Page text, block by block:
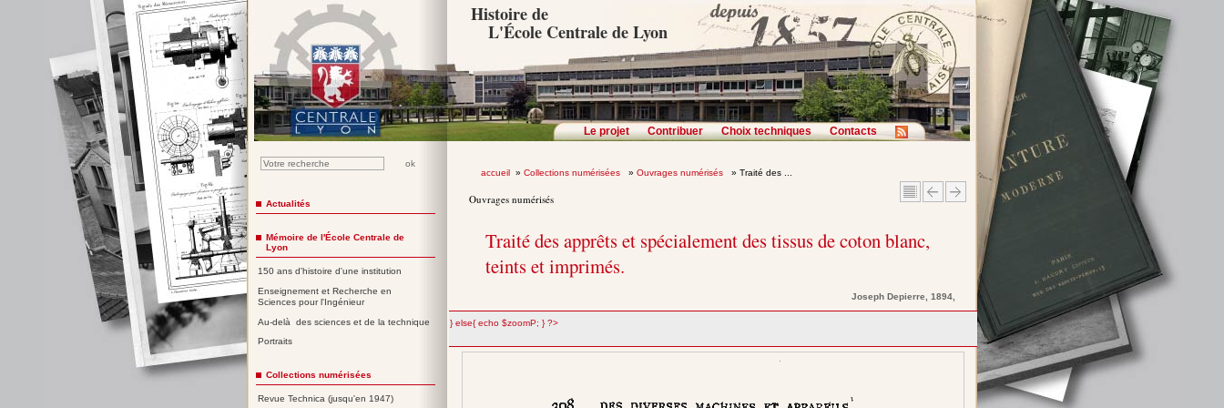
Histoire de
L'École Centrale de Lyon
Le projet Contribuer Choix techniques Contacts
accueil» Collections numérisées » Ouvrages numérisés » Traité des ...
Ouvrages numérisés
Traité des apprêts et spécialement des tissus de coton blanc,
teints et imprimés.
JosephDepierre, 1894,
";} else{ echo $zoomP; } ?>
Actualités
Mémoire de l'École Centrale de
Lyon
150 ans d'histoire d'une institution
Enseignement et Recherche en
Sciences pour l'Ingénieur
Au-delà des sciences et de la technique
Portraits
Collections numérisées
Revue Technica (jusqu'en 1947)